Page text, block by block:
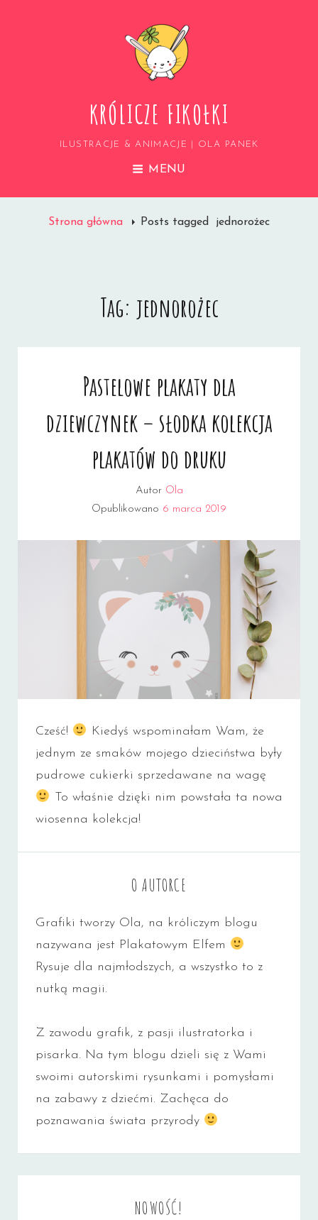
KRÓLICZE FIKOŁKI
ILUSTRACJE & ANIMACJE | OLA PANEK
MENU
Strona główna Posts tagged jednorożec
Tag: jednorożec
Pastelowe plakaty dla
dziewczynek – słodka kolekcja
plakatów do druku
Autor Ola
Opublikowano 6 marca 2019
Cześć!
Kiedyś wspominałam Wam, że
jednym ze smaków mojego dzieciństwa były
pudrowe cukierki sprzedawane na wagę
To właśnie dzięki nim powstała ta nowa
wiosenna kolekcja!
O AUTORCE
Grafiki tworzy Ola, na króliczym blogu
nazywana jest Plakatowym Elfem
Rysuje dla najmłodszych, a wszystko to z
nutką magii.
Z zawodu grafik, z pasji ilustratorka i
pisarka. Na tym blogu dzieli się z Wami
swoimi autorskimi rysunkami i pomysłami
na zabawy z dziećmi. Zachęca do
poznawania świata przyrody
NOWOŚĆ!